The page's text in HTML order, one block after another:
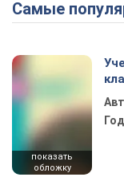
Самые
показать
обложку